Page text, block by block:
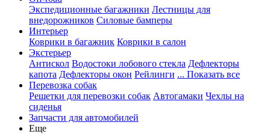
Экспедиционные багажники Лестницы для
внедорожников Силовые бамперы
Интерьер
Коврики в багажник Коврики в салон
Экстерьер
Антискол Водостоки лобового стекла Дефлекторы
капота Дефлекторы окон Рейлинги ... Показать все
Перевозка собак
Решетки для перевозки собак Автогамаки Чехлы на
сиденья
Запчасти для автомобилей
Еще